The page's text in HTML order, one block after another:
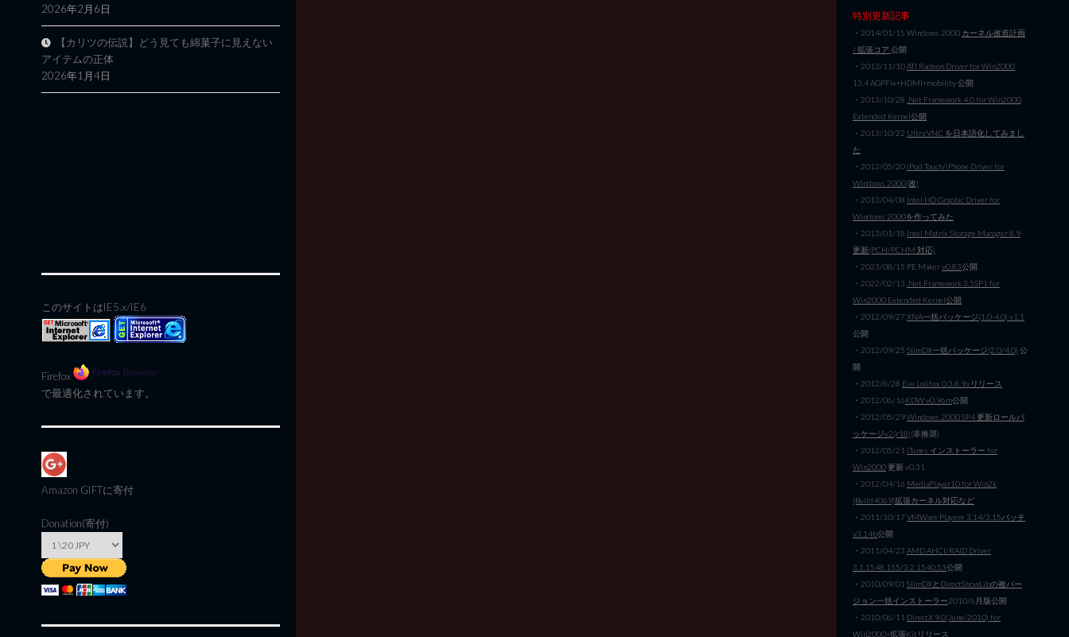
2026年2月6日
【カリツの伝説】どう見ても綿菓子に見えない
アイテムの正体
2026年1月4日
このサイトはIE5.x/IE6
Firefox
で最適化されています。
Amazon GIFTに寄付
Donation(寄付)
特別更新記事
・2014/01/15 Windows 2000 カーネル改造計画
/ 拡張コア 公開
・2013/11/10ATI Radeon Driver for Win2000
13.4 AGPFix+HDMI+mobility 公開
・2013/10/28 .Net Framework 4.0 for Win2000
Extended Kernel公開
・2013/10/22 Ultra VNC を日本語化してみまし
た
・2013/05/20 iPod Touch/iPhone Driver for
Windows 2000(改)
・2013/04/08 Intel HD Graphic Driver for
Windows 2000を作ってみた
・2013/01/18 Intel Matrix Storage Manager 8.9
更新(PCH/PCHM 対応)
・2023/08/15 PE Makerv0.83公開
・2022/02/13 .Net Framework 3.5SP1 for
Win2000 Extended Kernel公開
・2012/09/27XNA一括パッケージ(1.0-4.0) v1.1
公開
・2012/09/25 SlimDX一括パッケージ(2.0/4.0) 公
開
・2012/8/28 Ese Lolifox 0.3.8.9a リリース
・2012/06/16KDW v0.96m公開
・2012/05/29Windows 2000 SP4 更新ロールパ
ッケージv2(r18)(非推奨)
・2012/05/21 iTunes インストーラー for
Win2000更新 v0.31
・2012/04/16 MediaPlayer10 for Win2k
(Build4069)拡張カーネル対応など
・2011/10/17VMWare Playere 3.14/3.15パッチ
v3.14b公開
・2011/04/23 AMD AHCI/RAID Driver
3.1.1548.155/3.2.1540.53公開
・2010/09/01 SlimDXとDirectShowLibの複バー
ジョン一括インストーラー2010/6月版公開
・2010/06/11 DirectX 9.0(June/2010) for
Win2000+拡張Kitリリース